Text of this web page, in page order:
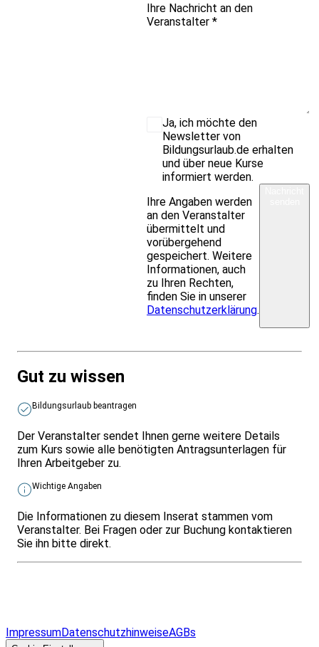
Ihre Nachricht an den
Veranstalter *
Ja, ich möchte den
Newsletter von
Bildungsurlaub.de erhalten
und über neue Kurse
informiert werden.
Ihre Angaben werden
an den Veranstalter
übermittelt und
vorübergehend
gespeichert. Weitere
Informationen, auch
zu Ihren Rechten,
finden Sie in unserer
Datenschutzerklärung.
Gut zu wissen
Bildungsurlaub beantragen
Der Veranstalter sendet Ihnen gerne weitere Details
zum Kurs sowie alle benötigten Antragsunterlagen für
Ihren Arbeitgeber zu.
Wichtige Angaben
Die Informationen zu diesem Inserat stammen vom
Veranstalter. Bei Fragen oder zur Buchung kontaktieren
Sie ihn bitte direkt.
ImpressumDatenschutzhinweiseAGBs